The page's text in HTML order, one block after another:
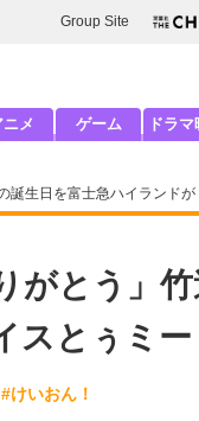
Group Site
ニメ ゲーム ドラ
誕生日を富士急ハイランド
がとう」
スとぅミ
#けいおん！